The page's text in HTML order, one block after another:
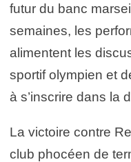
futur du banc
semaines, les
alimentent les
sportif olympien et
à s’inscrire dans la
La victoire contre
club phocéen de